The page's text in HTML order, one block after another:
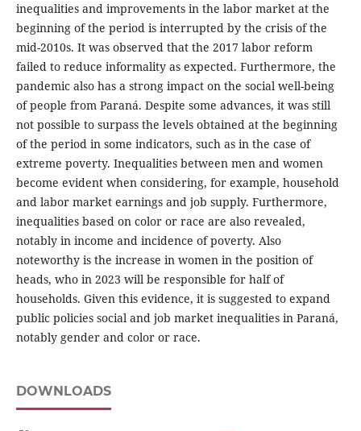
inequalities and improvements in the labor market at the
beginning of the period is interrupted by the crisis of the
mid-2010s. It was observed that the 2017 labor reform
failed to reduce informality as expected. Furthermore, the
pandemic also has a strong impact on the social well-being
of people from Paraná. Despite some advances, it was still
not possible to surpass the levels obtained at the beginning
of the period in some indicators, such as in the case of
extreme poverty. Inequalities between men and women
become evident when considering, for example, household
and labor market earnings and job supply. Furthermore,
inequalities based on color or race are also revealed,
notably in income and incidence of poverty. Also
noteworthy is the increase in women in the position of
heads, who in 2023 will be responsible for half of
households. Given this evidence, it is suggested to expand
public policies social and job market inequalities in Paraná,
notably gender and color or race.
DOWNLOADS